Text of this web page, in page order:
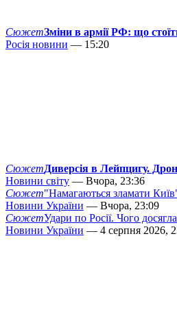
СюжетЗміни в армії РФ: що
Росія новини — 15:20
СюжетДиверсія в Лейпцигу.
Новини світу — Вчора, 23:36
Сюжет"Намагаються зламати
Новини України — Вчора, 23:09
СюжетУдари по Росії. Чого
Новини України — 4 серпня 2026,